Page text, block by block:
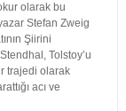
olarak bu
Stefan Zweig
Şiirini
Tolstoy’u
trajedi olarak
acı ve